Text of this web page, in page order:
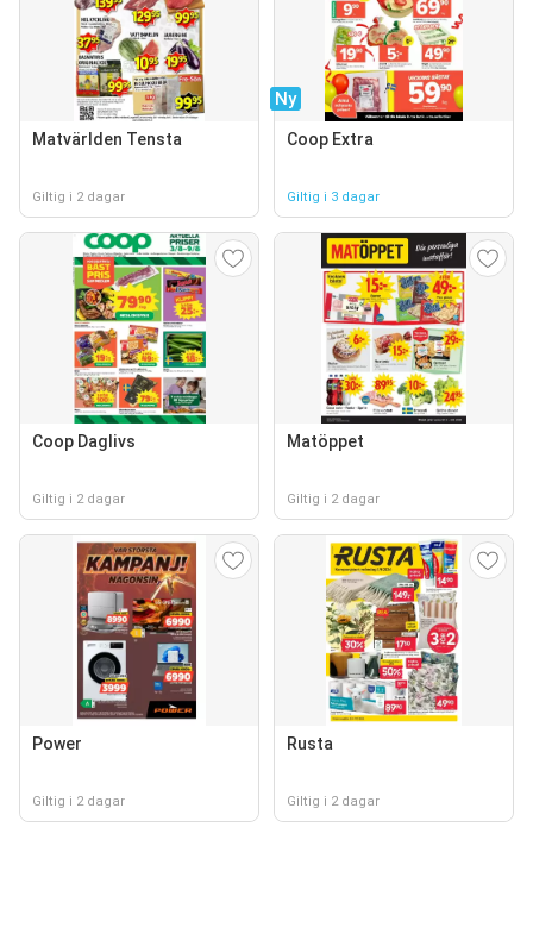
Matvärlden Tensta
Giltig i 2 dagar
Ny
Coop Extra
Giltig i 3 dagar
Coop Daglivs
Giltig i 2 dagar
Matöppet
Giltig i 2 dagar
Power
Giltig i 2 dagar
Rusta
Giltig i 2 dagar